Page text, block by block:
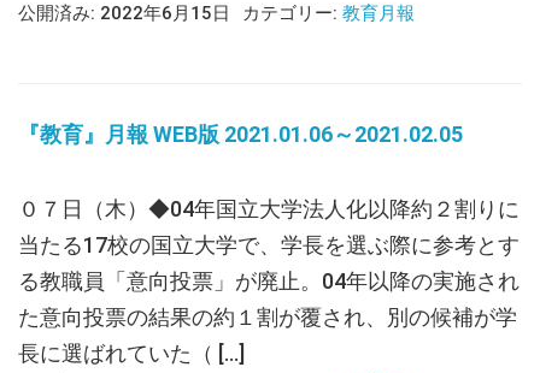
公開済み: 2022年6月15日 カテゴリー: 教育月報
『教育』月報 WEB版 2021.01.06～2021.02.05
０７日（木）◆04年国立大学法人化以降約２割りに
当たる17校の国立大学で、学長を選ぶ際に参考とす
る教職員「意向投票」が廃止。04年以降の実施され
た意向投票の結果の約１割が覆され、別の候補が学
長に選ばれていた（ […]